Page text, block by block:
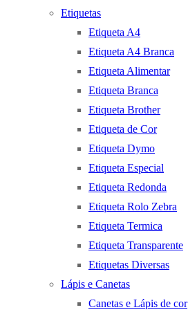
Etiquetas
Etiqueta A4
Etiqueta A4 Branca
Etiqueta Alimentar
Etiqueta Branca
Etiqueta Brother
Etiqueta de Cor
Etiqueta Dymo
Etiqueta Especial
Etiqueta Redonda
Etiqueta Rolo Zebra
Etiqueta Termica
Etiqueta Transparente
Etiquetas Diversas
Lápis e Canetas
Canetas e Lápis de cor